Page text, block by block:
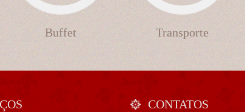
Buffet Transporte
CONTATOS